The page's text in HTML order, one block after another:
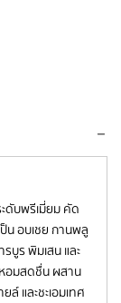
บพรีเมี่ยม คัด
น อบเชย กานพลู
บูร พิมเสน และ
อมสดชื่น ผสาน
และชะเอมเทศ